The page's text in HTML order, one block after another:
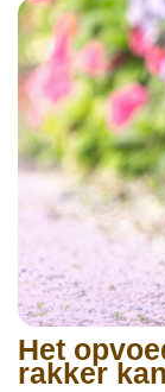
Het
rakker